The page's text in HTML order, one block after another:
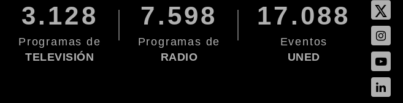
3.128
Programas de
TELEVISIÓN
7.598
Programas de
RADIO
17.088
Eventos
UNED